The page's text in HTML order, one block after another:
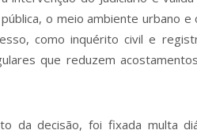
o meio ambiente urbano
como inquérito civil e
que reduzem
da decisão, foi fixada multa